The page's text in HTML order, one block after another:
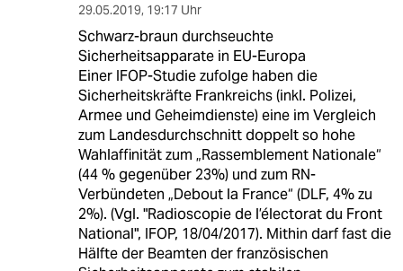
29.05.2019, 19:17 Uhr
Schwarz-braun durchseuchte
Sicherheitsapparate in EU-Europa
Einer IFOP-Studie zufolge haben die
Sicherheitskräfte Frankreichs (inkl. Polizei,
Armee und Geheimdienste) eine im Vergleich
zum Landesdurchschnitt doppelt so hohe
Wahlaffinität zum „Rassemblement Nationale“
(44 % gegenüber 23%) und zum RN-
Verbündeten „Debout la France“ (DLF, 4% zu
2%). (Vgl. "Radioscopie de l’électorat du Front
National", IFOP, 18/04/2017). Mithin darf fast die
Hälfte der Beamten der französischen